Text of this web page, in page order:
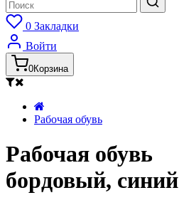
0 Закладки
Войти
0Корзина
Рабочая обувь
Рабочая обувь
бордовый, синий